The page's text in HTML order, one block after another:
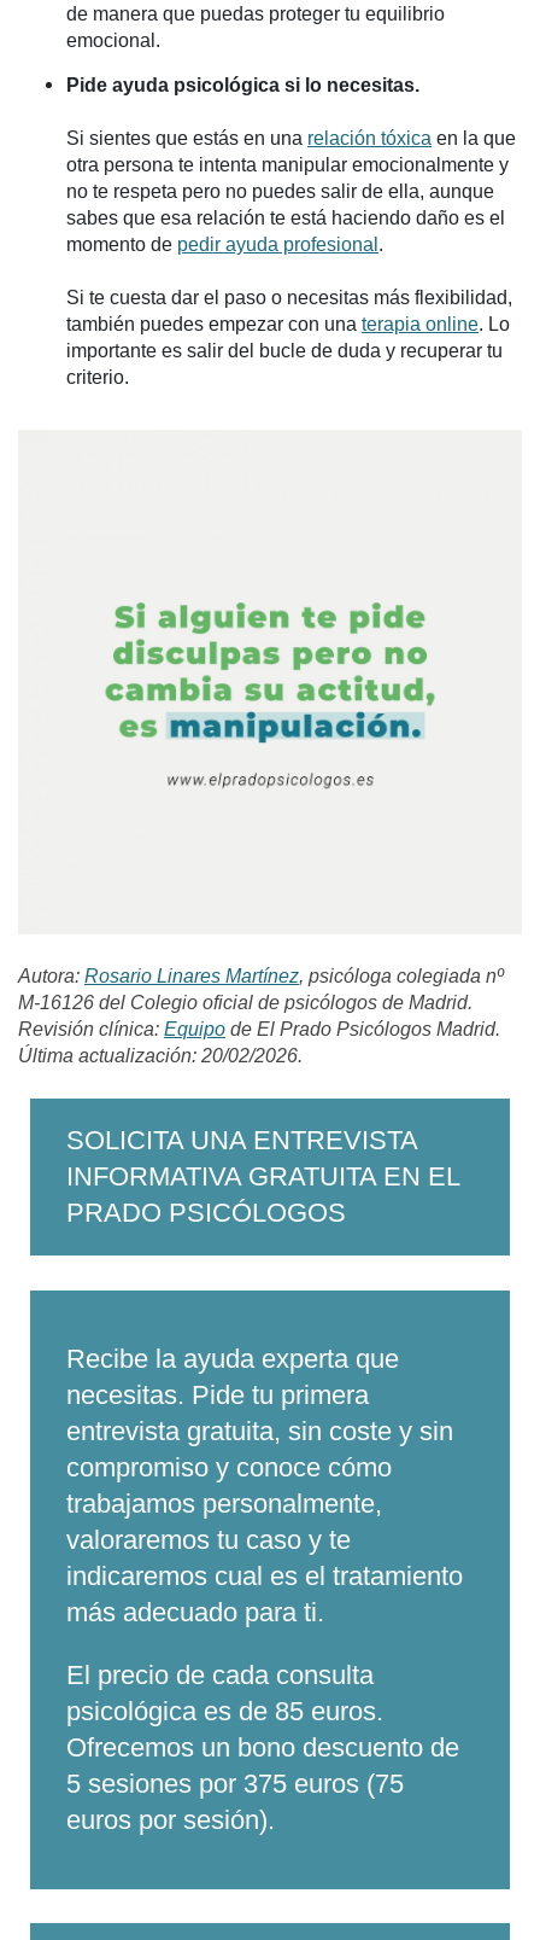
de manera que puedas proteger tu equilibrio
emocional.
Pide ayuda psicológica si lo necesitas.
Si sientes que estás en una relación tóxica en la que
otra persona te intenta manipular emocionalmente y
no te respeta pero no puedes salir de ella, aunque
sabes que esa relación te está haciendo daño es el
momento de pedir ayuda profesional.
Si te cuesta dar el paso o necesitas más flexibilidad,
también puedes empezar con una terapia online. Lo
importante es salir del bucle de duda y recuperar tu
criterio.
Autora: Rosario Linares Martínez, psicóloga colegiada nº
M-16126 del Colegio oficial de psicólogos de Madrid.
Revisión clínica: Equipo de El Prado Psicólogos Madrid.
Última actualización: 20/02/2026.
SOLICITA UNA ENTREVISTA
INFORMATIVA GRATUITA EN EL
PRADO PSICÓLOGOS
Recibe la ayuda experta que
necesitas. Pide tu primera
entrevista gratuita, sin coste y sin
compromiso y conoce cómo
trabajamos personalmente,
valoraremos tu caso y te
indicaremos cual es el tratamiento
más adecuado para ti.
El precio de cada consulta
psicológica es de 85 euros.
Ofrecemos un bono descuento de
5 sesiones por 375 euros (75
euros por sesión).